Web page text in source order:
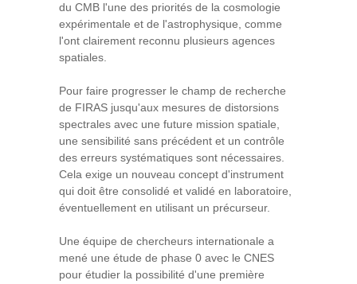
du CMB l'une des priorités de la cosmologie
expérimentale et de l'astrophysique, comme
l'ont clairement reconnu plusieurs agences
spatiales.
Pour faire progresser le champ de recherche
de FIRAS jusqu'aux mesures de distorsions
spectrales avec une future mission spatiale,
une sensibilité sans précédent et un contrôle
des erreurs systématiques sont nécessaires.
Cela exige un nouveau concept d'instrument
qui doit être consolidé et validé en laboratoire,
éventuellement en utilisant un précurseur.
Une équipe de chercheurs internationale a
mené une étude de phase 0 avec le CNES
pour étudier la possibilité d'une première